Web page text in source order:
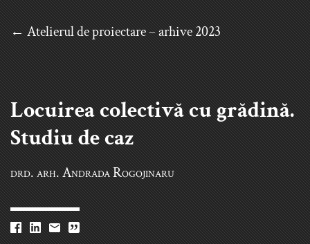
← Atelierul de proiectare – arhive 2023
Locuirea colectivă cu grădină.
Studiu de caz
drd. arh.Andrada Rogojinaru